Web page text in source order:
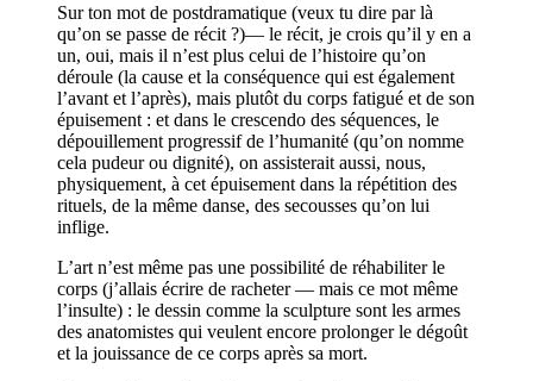
Sur ton mot de postdramatique (veux tu dire par là
qu’on se passe de récit ?)— le récit, je crois qu’il y en a
un, oui, mais il n’est plus celui de l’histoire qu’on
déroule (la cause et la conséquence qui est également
l’avant et l’après), mais plutôt du corps fatigué et de son
épuisement : et dans le crescendo des séquences, le
dépouillement progressif de l’humanité (qu’on nomme
cela pudeur ou dignité), on assisterait aussi, nous,
physiquement, à cet épuisement dans la répétition des
rituels, de la même danse, des secousses qu’on lui
inflige.
L’art n’est même pas une possibilité de réhabiliter le
corps (j’allais écrire de racheter — mais ce mot même
l’insulte) : le dessin comme la sculpture sont les armes
des anatomistes qui veulent encore prolonger le dégoût
et la jouissance de ce corps après sa mort.